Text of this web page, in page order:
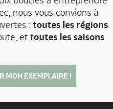
nous vous convions à
: toutes les régions
et toutes les saisons
MON EXEMPLAIRE !